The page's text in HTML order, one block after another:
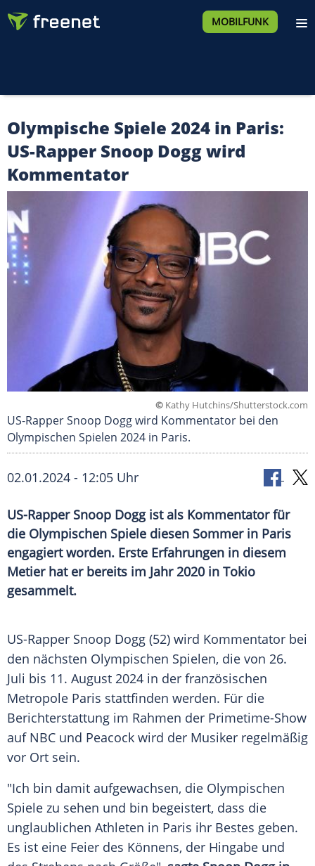
MOBILFUNK
Olympische Spiele 2024 in Paris:
US-Rapper Snoop Dogg wird
Kommentator
© Kathy Hutchins/Shutterstock.com
US-Rapper Snoop Dogg wird Kommentator bei den
Olympischen Spielen 2024 in Paris.
02.01.2024 - 12:05 Uhr
US-Rapper Snoop Dogg ist als Kommentator für
die Olympischen Spiele diesen Sommer in Paris
engagiert worden. Erste Erfahrungen in diesem
Metier hat er bereits im Jahr 2020 in Tokio
gesammelt.
US-Rapper Snoop Dogg (52) wird Kommentator bei
den nächsten Olympischen Spielen, die von 26.
Juli bis 11. August 2024 in der französischen
Metropole Paris stattfinden werden. Für die
Berichterstattung im Rahmen der Primetime-Show
auf NBC und Peacock wird der Musiker regelmäßig
vor Ort sein.
"Ich bin damit aufgewachsen, die Olympischen
Spiele zu sehen und bin begeistert, dass die
unglaublichen Athleten in Paris ihr Bestes geben.
Es ist eine Feier des Könnens, der Hingabe und